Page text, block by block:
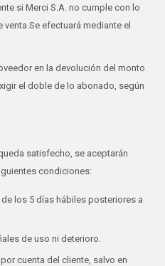
si Merci S.A. no cumple con lo
efectuará mediante el
en la devolución del monto
el doble de lo abonado, según
satisfecho, se aceptarán
condiciones:
los 5 días hábiles posteriores a
de uso ni deterioro.
cuenta del cliente, salvo en